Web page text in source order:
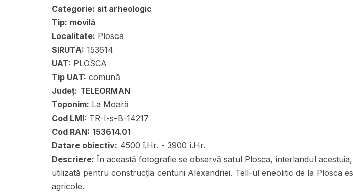
Categorie: sit arheologic
Tip: movilă
Localitate: Plosca
SIRUTA: 153614
UAT: PLOSCA
Tip UAT: comună
Județ: TELEORMAN
Toponim: La Moară
Cod LMI: TR-I-s-B-14217
Cod RAN: 153614.01
Datare obiectiv: 4500 î.Hr. - 3900 î.Hr.
Descriere: În această fotografie se observă satul Plosca, interlandul
utilizată pentru construcția centurii Alexandriei. Tell-ul eneolitic de la Plosca
agricole.